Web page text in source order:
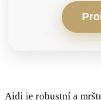
Aidi je robustní a